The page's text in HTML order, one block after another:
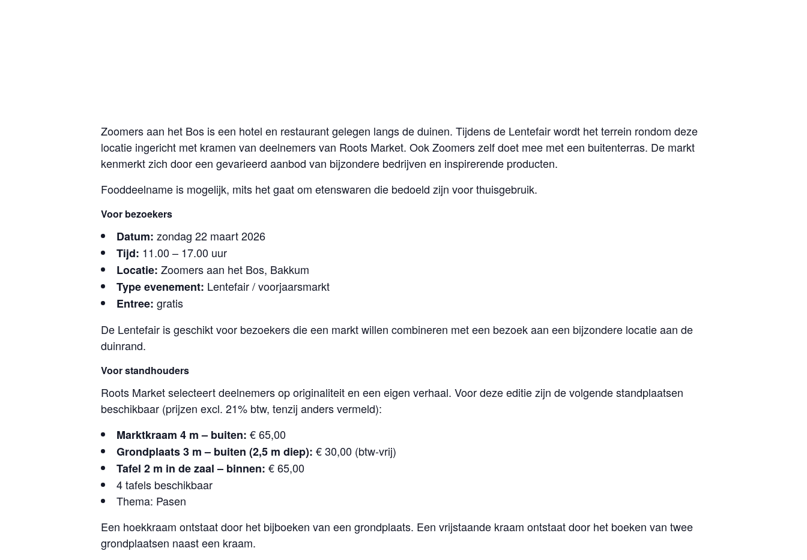
Zoomers aan het Bos is een hotel en restaurant gelegen langs de duinen. Tijdens de Lentefair wordt het terrein rondom deze
locatie ingericht met kramen van deelnemers van Roots Market. Ook Zoomers zelf doet mee met een buitenterras. De markt
kenmerkt zich door een gevarieerd aanbod van bijzondere bedrijven en inspirerende producten.
Fooddeelname is mogelijk, mits het gaat om etenswaren die bedoeld zijn voor thuisgebruik.
Voor bezoekers
Datum: zondag 22 maart 2026
Tijd: 11.00 – 17.00 uur
Locatie: Zoomers aan het Bos, Bakkum
Type evenement: Lentefair / voorjaarsmarkt
Entree: gratis
De Lentefair is geschikt voor bezoekers die een markt willen combineren met een bezoek aan een bijzondere locatie aan de
duinrand.
Voor standhouders
Roots Market selecteert deelnemers op originaliteit en een eigen verhaal. Voor deze editie zijn de volgende standplaatsen
beschikbaar (prijzen excl. 21% btw, tenzij anders vermeld):
Marktkraam 4 m – buiten: € 65,00
Grondplaats 3 m – buiten (2,5 m diep): € 30,00 (btw-vrij)
Tafel 2 m in de zaal – binnen: € 65,00
4 tafels beschikbaar
Thema: Pasen
Een hoekkraam ontstaat door het bijboeken van een grondplaats. Een vrijstaande kraam ontstaat door het boeken van twee
grondplaatsen naast een kraam.